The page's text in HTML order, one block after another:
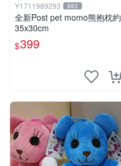
Y1711989293 883
全新Post pet momo熊抱枕約
35x30cm
$399